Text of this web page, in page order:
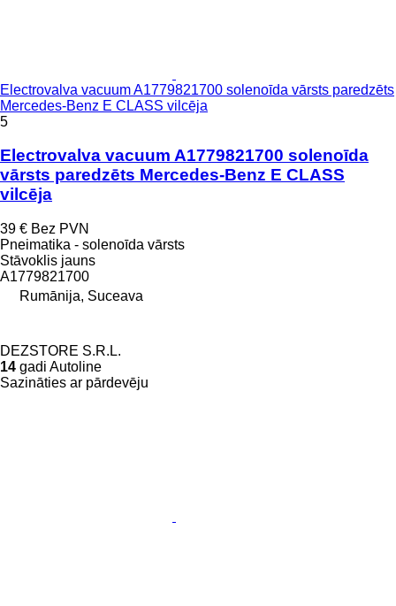
Electrovalva vacuum A1779821700 solenoīda vārsts paredzēts
Mercedes-Benz E CLASS vilcēja
5
Electrovalva vacuum A1779821700 solenoīda
vārsts paredzēts Mercedes-Benz E CLASS
vilcēja
39 € Bez PVN
Pneimatika - solenoīda vārsts
Stāvoklis jauns
A1779821700
Rumānija, Suceava
DEZSTORE S.R.L.
14 gadi Autoline
Sazināties ar pārdevēju